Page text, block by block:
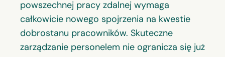
powszechnej pracy zdalnej wymaga
całkowicie nowego spojrzenia na kwestie
dobrostanu pracowników. Skuteczne
zarządzanie personelem nie ogranicza się już